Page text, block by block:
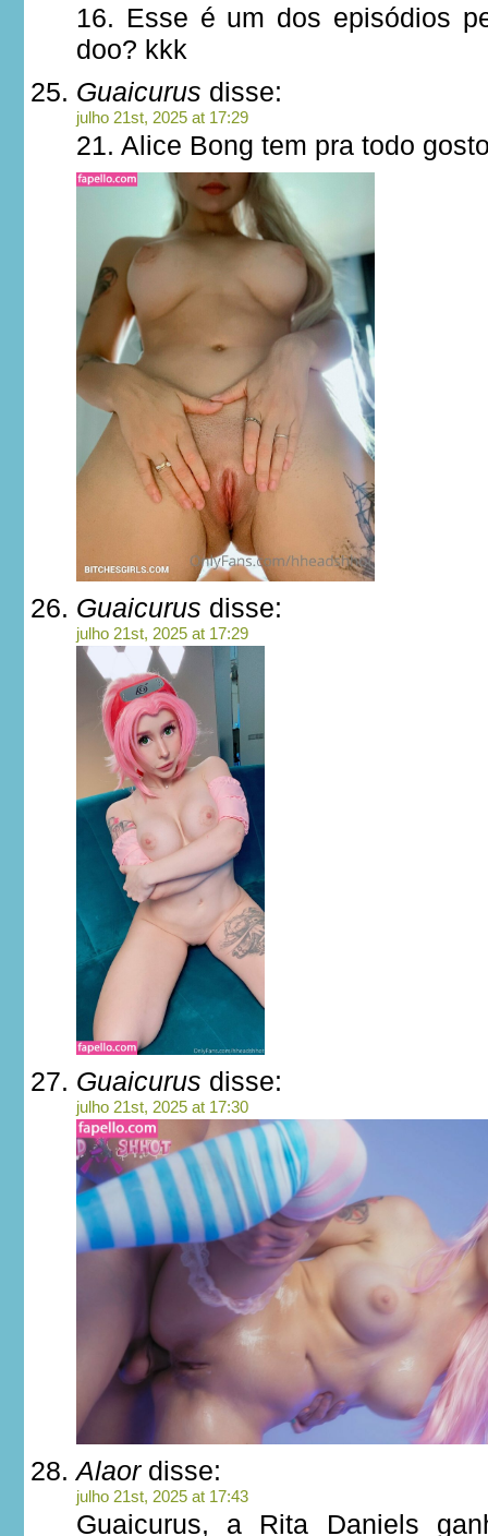
16. Esse é um dos episódios
doo? kkk
Guaicurus disse:
julho 21st, 2025 at 17:29
21. Alice Bong tem pra todo
Guaicurus disse:
julho 21st, 2025 at 17:29
Guaicurus disse:
julho 21st, 2025 at 17:30
Alaordisse:
julho 21st, 2025 at 17:43
Guaicurus, a Rita Daniels